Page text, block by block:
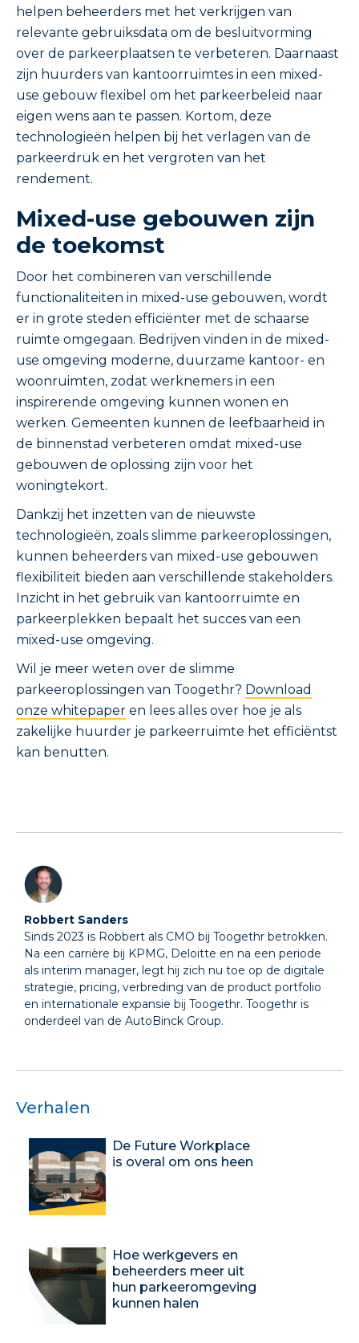
helpen beheerders met het verkrijgen van
relevante gebruiksdata om de besluitvorming
over de parkeerplaatsen te verbeteren. Daarnaast
zijn huurders van kantoorruimtes in een mixed-
use gebouw flexibel om het parkeerbeleid naar
eigen wens aan te passen. Kortom, deze
technologieën helpen bij het verlagen van de
parkeerdruk en het vergroten van het
rendement.
Mixed-use gebouwen zijn
de toekomst
Door het combineren van verschillende
functionaliteiten in mixed-use gebouwen, wordt
er in grote steden efficiënter met de schaarse
ruimte omgegaan. Bedrijven vinden in de mixed-
use omgeving moderne, duurzame kantoor- en
woonruimten, zodat werknemers in een
inspirerende omgeving kunnen wonen en
werken. Gemeenten kunnen de leefbaarheid in
de binnenstad verbeteren omdat mixed-use
gebouwen de oplossing zijn voor het
woningtekort.
Dankzij het inzetten van de nieuwste
technologieën, zoals slimme parkeeroplossingen,
kunnen beheerders van mixed-use gebouwen
flexibiliteit bieden aan verschillende stakeholders.
Inzicht in het gebruik van kantoorruimte en
parkeerplekken bepaalt het succes van een
mixed-use omgeving.
Wil je meer weten over de slimme
parkeeroplossingen van Toogethr? Download
onze whitepaper en lees alles over hoe je als
zakelijke huurder je parkeerruimte het efficiëntst
kan benutten.
Robbert Sanders
Sinds 2023 is Robbert als CMO bij Toogethr betrokken.
Na een carrière bij KPMG, Deloitte en na een periode
als interim manager, legt hij zich nu toe op de digitale
strategie, pricing, verbreding van de product portfolio
en internationale expansie bij Toogethr. Toogethr is
onderdeel van de AutoBinck Group.
Verhalen
De Future Workplace
is overal om ons heen
Hoe werkgevers en
beheerders meer uit
hun parkeeromgeving
kunnen halen